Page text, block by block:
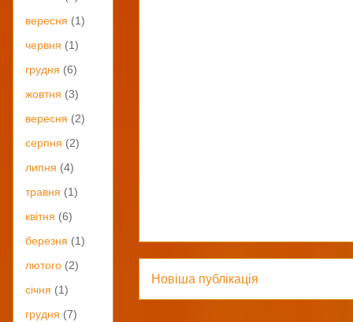
Новіша публікація
вересня (1)
червня (1)
грудня (6)
жовтня (3)
вересня (2)
серпня (2)
липня (4)
травня (1)
квітня (6)
березня (1)
лютого (2)
січня (1)
грудня (7)